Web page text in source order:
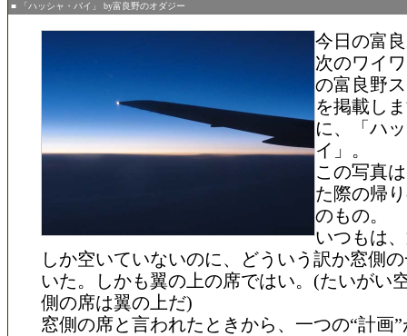
■ 「ハッシャ・バイ」 by富良野のオダジー
今日の富
次のワイ
の富良野
を掲載し
に、「ハ
イ」。
この写真
た際の帰
のもの。
いつもは
しか空いていないのに、どういう訳か窓側
いた。しかも翼の上の席ではい。(たいがい
側の席は翼の上だ)
窓側の席と言われたときから、一つの“計画